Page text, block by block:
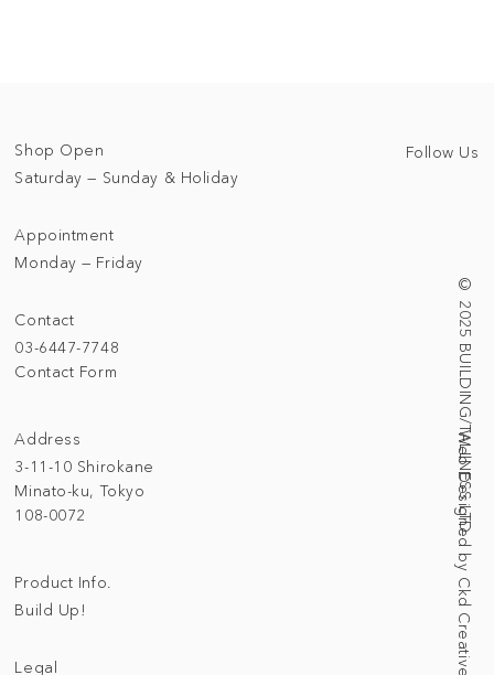
Address
3-11-10 Shirokane
Minato-ku, Tokyo
108-0072
© 2025 BUILDING/TALLNESS LTD.
Web Designed by Ckd Creative Studio
Contact
03-6447-7748
Contact Form
Shop Open
Saturday — Sunday & Holiday
Appointment
Monday — Friday
Legal
Product Info.
Build Up!
Follow Us